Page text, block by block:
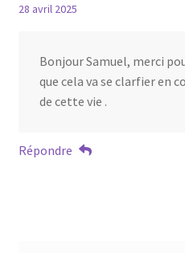
28 avril 2025
Bonjour Samuel, merci
que cela va se clarfier en
de cette vie .
Répondre